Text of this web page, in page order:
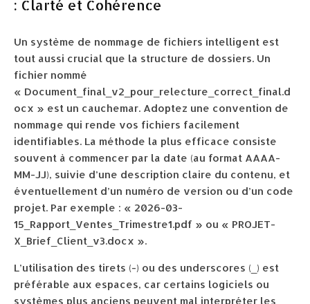
: Clarté et Cohérence
Un système de nommage de fichiers intelligent est
tout aussi crucial que la structure de dossiers. Un
fichier nommé
« Document_final_v2_pour_relecture_correct_final.d
ocx » est un cauchemar. Adoptez une convention de
nommage qui rende vos fichiers facilement
identifiables. La méthode la plus efficace consiste
souvent à commencer par la date (au format AAAA-
MM-JJ), suivie d’une description claire du contenu, et
éventuellement d’un numéro de version ou d’un code
projet. Par exemple : « 2026-03-
15_Rapport_Ventes_Trimestre1.pdf » ou « PROJET-
X_Brief_Client_v3.docx ».
L’utilisation des tirets (-) ou des underscores (_) est
préférable aux espaces, car certains logiciels ou
systèmes plus anciens peuvent mal interpréter les